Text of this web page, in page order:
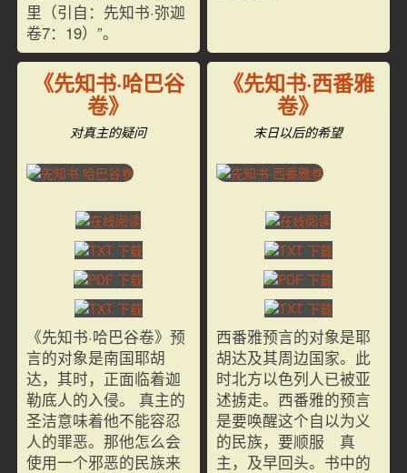
里（引自：先知书·弥迦
卷7：19）”。
《先知书·哈巴谷
卷》
对真主的疑问
《先知书·哈巴谷卷》预
言的对象是南国耶胡
达，其时，正面临着迦
勒底人的入侵。 真主的
圣洁意味着他不能容忍
人的罪恶。那他怎么会
使用一个邪恶的民族来
《先知书·西番雅
卷》
末日以后的希望
西番雅预言的对象是耶
胡达及其周边国家。此
时北方以色列人已被亚
述掳走。西番雅的预言
是要唤醒这个自以为义
的民族，要顺服 真
主，及早回头。书中的